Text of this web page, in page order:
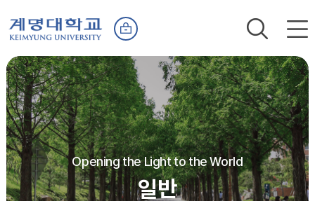
Opening the Light to the World
일반